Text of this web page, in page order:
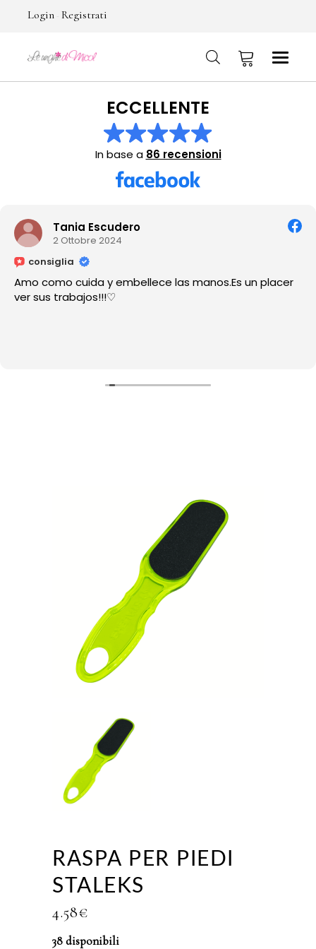
Login Registrati
No products in the cart.
ECCELLENTE
In base a 86 recensioni
Tania Escudero
2 Ottobre 2024
consiglia
Amo como cuida y embellece las manos.Es un placer
ver sus trabajos!!!♡
RASPA PER PIEDI
STALEKS
4.58€
38 disponibili